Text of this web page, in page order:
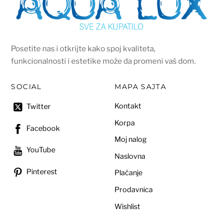
Posetite nas i otkrijte kako spoj kvaliteta,
funkcionalnosti i estetike može da promeni vaš dom.
SOCIAL
Twitter
Facebook
YouTube
Pinterest
MAPA SAJTA
Kontakt
Korpa
Moj nalog
Naslovna
Plaćanje
Prodavnica
Wishlist